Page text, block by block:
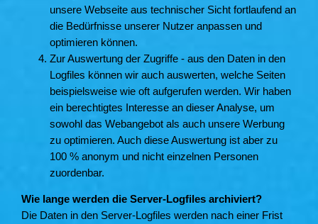
unsere Webseite aus technischer Sicht fortlaufend an
die Bedürfnisse unserer Nutzer anpassen und
optimieren können.
Zur Auswertung der Zugriffe - aus den Daten in den
Logfiles können wir auch auswerten, welche Seiten
beispielsweise wie oft aufgerufen werden. Wir haben
ein berechtigtes Interesse an dieser Analyse, um
sowohl das Webangebot als auch unsere Werbung
zu optimieren. Auch diese Auswertung ist aber zu
100 % anonym und nicht einzelnen Personen
zuordenbar.
Wie lange werden die Server-Logfiles archiviert?
Die Daten in den Server-Logfiles werden nach einer Frist